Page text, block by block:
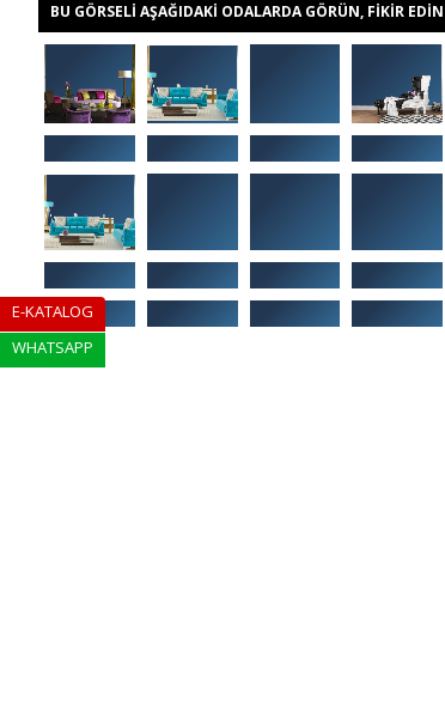
BU GÖRSELI AŞAĞIDAKI ODALARDA GÖRÜN, FIKIR
E-KATALOG
WHATSAPP